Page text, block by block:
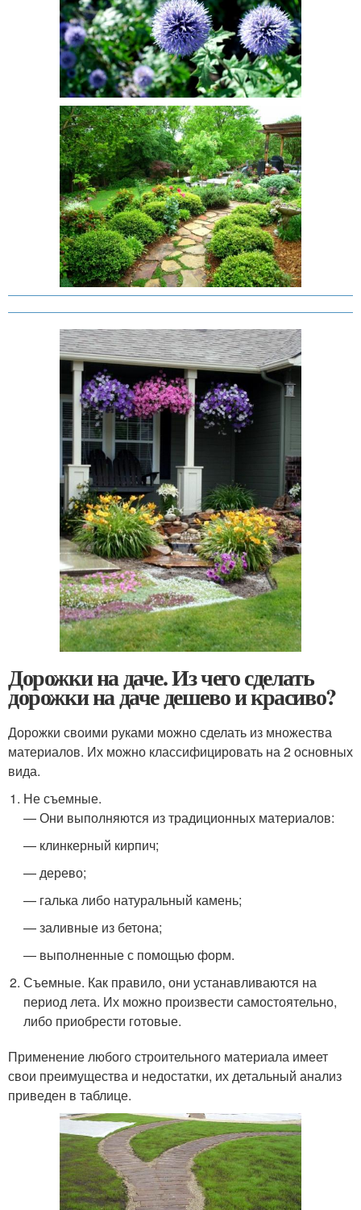
Дорожки на даче. Из чего сделать
дорожки на даче дешево и красиво?
Дорожки своими руками можно сделать из множества
материалов. Их можно классифицировать на 2 основных
вида.
Не съемные.
— Они выполняются из традиционных материалов:
— клинкерный кирпич;
— дерево;
— галька либо натуральный камень;
— заливные из бетона;
— выполненные с помощью форм.
Съемные. Как правило, они устанавливаются на
период лета. Их можно произвести самостоятельно,
либо приобрести готовые.
Применение любого строительного материала имеет
свои преимущества и недостатки, их детальный анализ
приведен в таблице.